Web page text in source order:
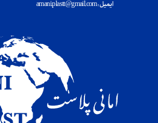
ایمیل : amani.plastt@gmail.com